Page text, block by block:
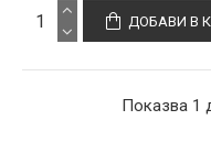
ДОБАВИ В
Показва 1